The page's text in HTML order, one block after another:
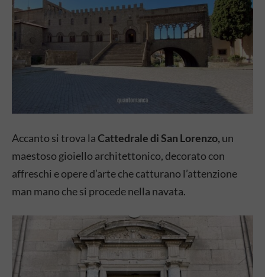
Accanto si trova laCattedrale di San Lorenzo, un
maestoso gioiello architettonico, decorato con
affreschi e opere d’arte che catturano l’attenzione
man mano che si procede nella navata.